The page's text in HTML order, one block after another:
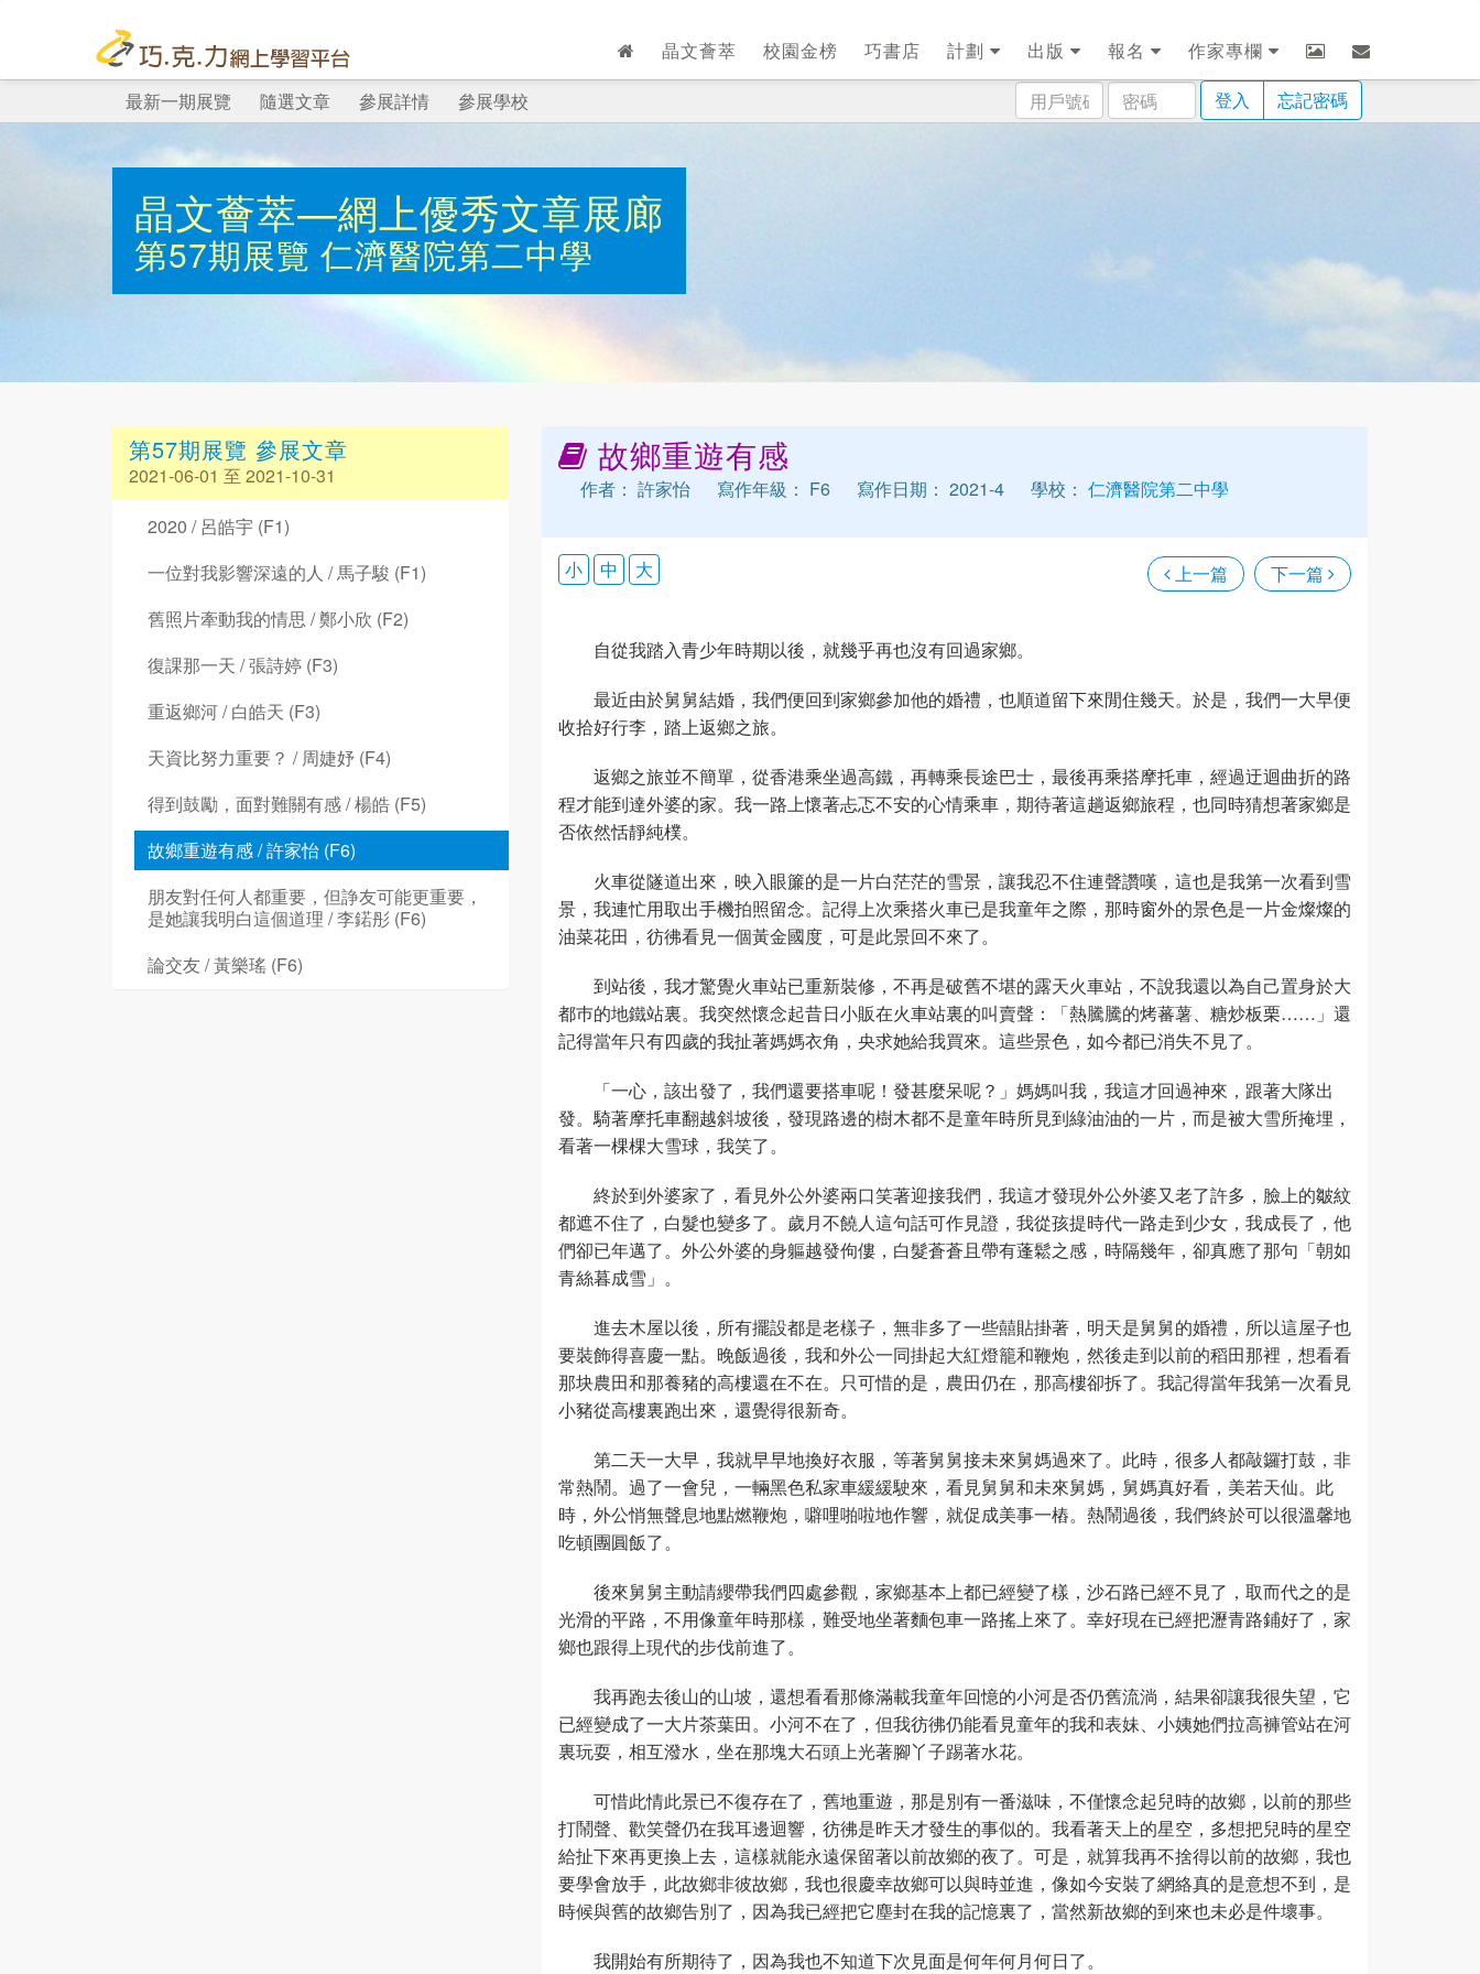
晶文薈萃 校園金榜 巧書店 計劃 出版 報名
作家專欄
用
戶
密
碼
登入 忘記密碼
最新一期展覽 隨選文章 參展詳情 參展學校
晶文薈萃—網上優秀文章展廊
第57期展覽 仁濟醫院第二中學
第57期展覽 參展文章
2021-06-01 至 2021-10-31
2020 / 呂皓宇 (F1)
一位對我影響深遠的人 / 馬子駿 (F1)
舊照片牽動我的情思 / 鄭小欣 (F2)
復課那一天 / 張詩婷 (F3)
重返鄉河 / 白皓天 (F3)
天資比努力重要？ / 周婕妤 (F4)
得到鼓勵，面對難關有感 / 楊皓 (F5)
故鄉重遊有感 / 許家怡 (F6)
朋友對任何人都重要，但諍友可能更重要，
是她讓我明白這個道理 / 李鍩彤 (F6)
論交友 / 黃樂瑤 (F6)
故鄉重遊有感
作者： 許家怡 寫作年級： F6 寫作日期： 2021-4 學校： 仁濟醫院第二中學
上一篇 下一篇
小 中 大
自從我踏入青少年時期以後，就幾乎再也沒有回過家鄉。
最近由於舅舅結婚，我們便回到家鄉參加他的婚禮，也順道留下來閒住幾天。於是，我們一大早便
收拾好行李，踏上返鄉之旅。
返鄉之旅並不簡單，從香港乘坐過高鐵，再轉乘長途巴士，最後再乘搭摩托車，經過迂迴曲折的路
程才能到達外婆的家。我一路上懷著忐忑不安的心情乘車，期待著這趟返鄉旅程，也同時猜想著家鄉是
否依然恬靜純樸。
火車從隧道出來，映入眼簾的是一片白茫茫的雪景，讓我忍不住連聲讚嘆，這也是我第一次看到雪
景，我連忙用取出手機拍照留念。記得上次乘搭火車已是我童年之際，那時窗外的景色是一片金燦燦的
油菜花田，彷彿看見一個黃金國度，可是此景回不來了。
到站後，我才驚覺火車站已重新裝修，不再是破舊不堪的露天火車站，不說我還以為自己置身於大
都巿的地鐵站裏。我突然懷念起昔日小販在火車站裏的叫賣聲：「熱騰騰的烤蕃薯、糖炒板栗……」還
記得當年只有四歲的我扯著媽媽衣角，央求她給我買來。這些景色，如今都已消失不見了。
「一心，該出發了，我們還要搭車呢！發甚麼呆呢？」媽媽叫我，我這才回過神來，跟著大隊出
發。騎著摩托車翻越斜坡後，發現路邊的樹木都不是童年時所見到綠油油的一片，而是被大雪所掩埋，
看著一棵棵大雪球，我笑了。
終於到外婆家了，看見外公外婆兩口笑著迎接我們，我這才發現外公外婆又老了許多，臉上的皺紋
都遮不住了，白髮也變多了。歲月不饒人這句話可作見證，我從孩提時代一路走到少女，我成長了，他
們卻已年邁了。外公外婆的身軀越發佝僂，白髮蒼蒼且帶有蓬鬆之感，時隔幾年，卻真應了那句「朝如
青絲暮成雪」。
進去木屋以後，所有擺設都是老樣子，無非多了一些囍貼掛著，明天是舅舅的婚禮，所以這屋子也
要裝飾得喜慶一點。晚飯過後，我和外公一同掛起大紅燈籠和鞭炮，然後走到以前的稻田那裡，想看看
那块農田和那養豬的高樓還在不在。只可惜的是，農田仍在，那高樓卻拆了。我記得當年我第一次看見
小豬從高樓裏跑出來，還覺得很新奇。
第二天一大早，我就早早地換好衣服，等著舅舅接未來舅媽過來了。此時，很多人都敲鑼打鼓，非
常熱鬧。過了一會兒，一輛黑色私家車緩緩駛來，看見舅舅和未來舅媽，舅媽真好看，美若天仙。此
時，外公悄無聲息地點燃鞭炮，噼哩啪啦地作響，就促成美事一樁。熱鬧過後，我們終於可以很溫馨地
吃頓團圓飯了。
後來舅舅主動請纓帶我們四處參觀，家鄉基本上都已經變了樣，沙石路已經不見了，取而代之的是
光滑的平路，不用像童年時那樣，難受地坐著麵包車一路搖上來了。幸好現在已經把瀝青路鋪好了，家
鄉也跟得上現代的步伐前進了。
我再跑去後山的山坡，還想看看那條滿載我童年回憶的小河是否仍舊流淌，結果卻讓我很失望，它
已經變成了一大片茶葉田。小河不在了，但我彷彿仍能看見童年的我和表妹、小姨她們拉高褲管站在河
裏玩耍，相互潑水，坐在那塊大石頭上光著腳丫子踢著水花。
可惜此情此景已不復存在了，舊地重遊，那是別有一番滋味，不僅懷念起兒時的故鄉，以前的那些
打鬧聲、歡笑聲仍在我耳邊迴響，彷彿是昨天才發生的事似的。我看著天上的星空，多想把兒時的星空
給扯下來再更換上去，這樣就能永遠保留著以前故鄉的夜了。可是，就算我再不捨得以前的故鄉，我也
要學會放手，此故鄉非彼故鄉，我也很慶幸故鄉可以與時並進，像如今安裝了網絡真的是意想不到，是
時候與舊的故鄉告別了，因為我已經把它塵封在我的記憶裏了，當然新故鄉的到來也未必是件壞事。
我開始有所期待了，因為我也不知道下次見面是何年何月何日了。